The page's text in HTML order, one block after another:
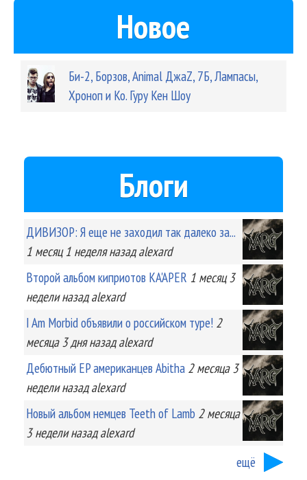
Новое
Би-2, Борзов, Animal ДжаZ, 7Б, Лампасы,
Хроноп и Ко. Гуру Кен Шоу
Блоги
ДИВИЗОР: Я еще не заходил так далеко за...
1 месяц 1 неделяназад alexard
Второй альбом киприотов KA'APER 1 месяц 3
неделиназад alexard
I Am Morbid объявили о российском туре! 2
месяца 3 дняназад alexard
Дебютный EP американцев Abitha 2 месяца 3
неделиназад alexard
Новый альбом немцев Teeth of Lamb 2 месяца
3 неделиназад alexard
ещё